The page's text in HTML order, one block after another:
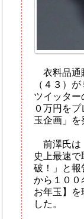
衣料品通
（４３）
ツイッター
０万円を
玉企画」を
前澤氏は
史上最速
破！」と報
から１００
お年玉】
した。